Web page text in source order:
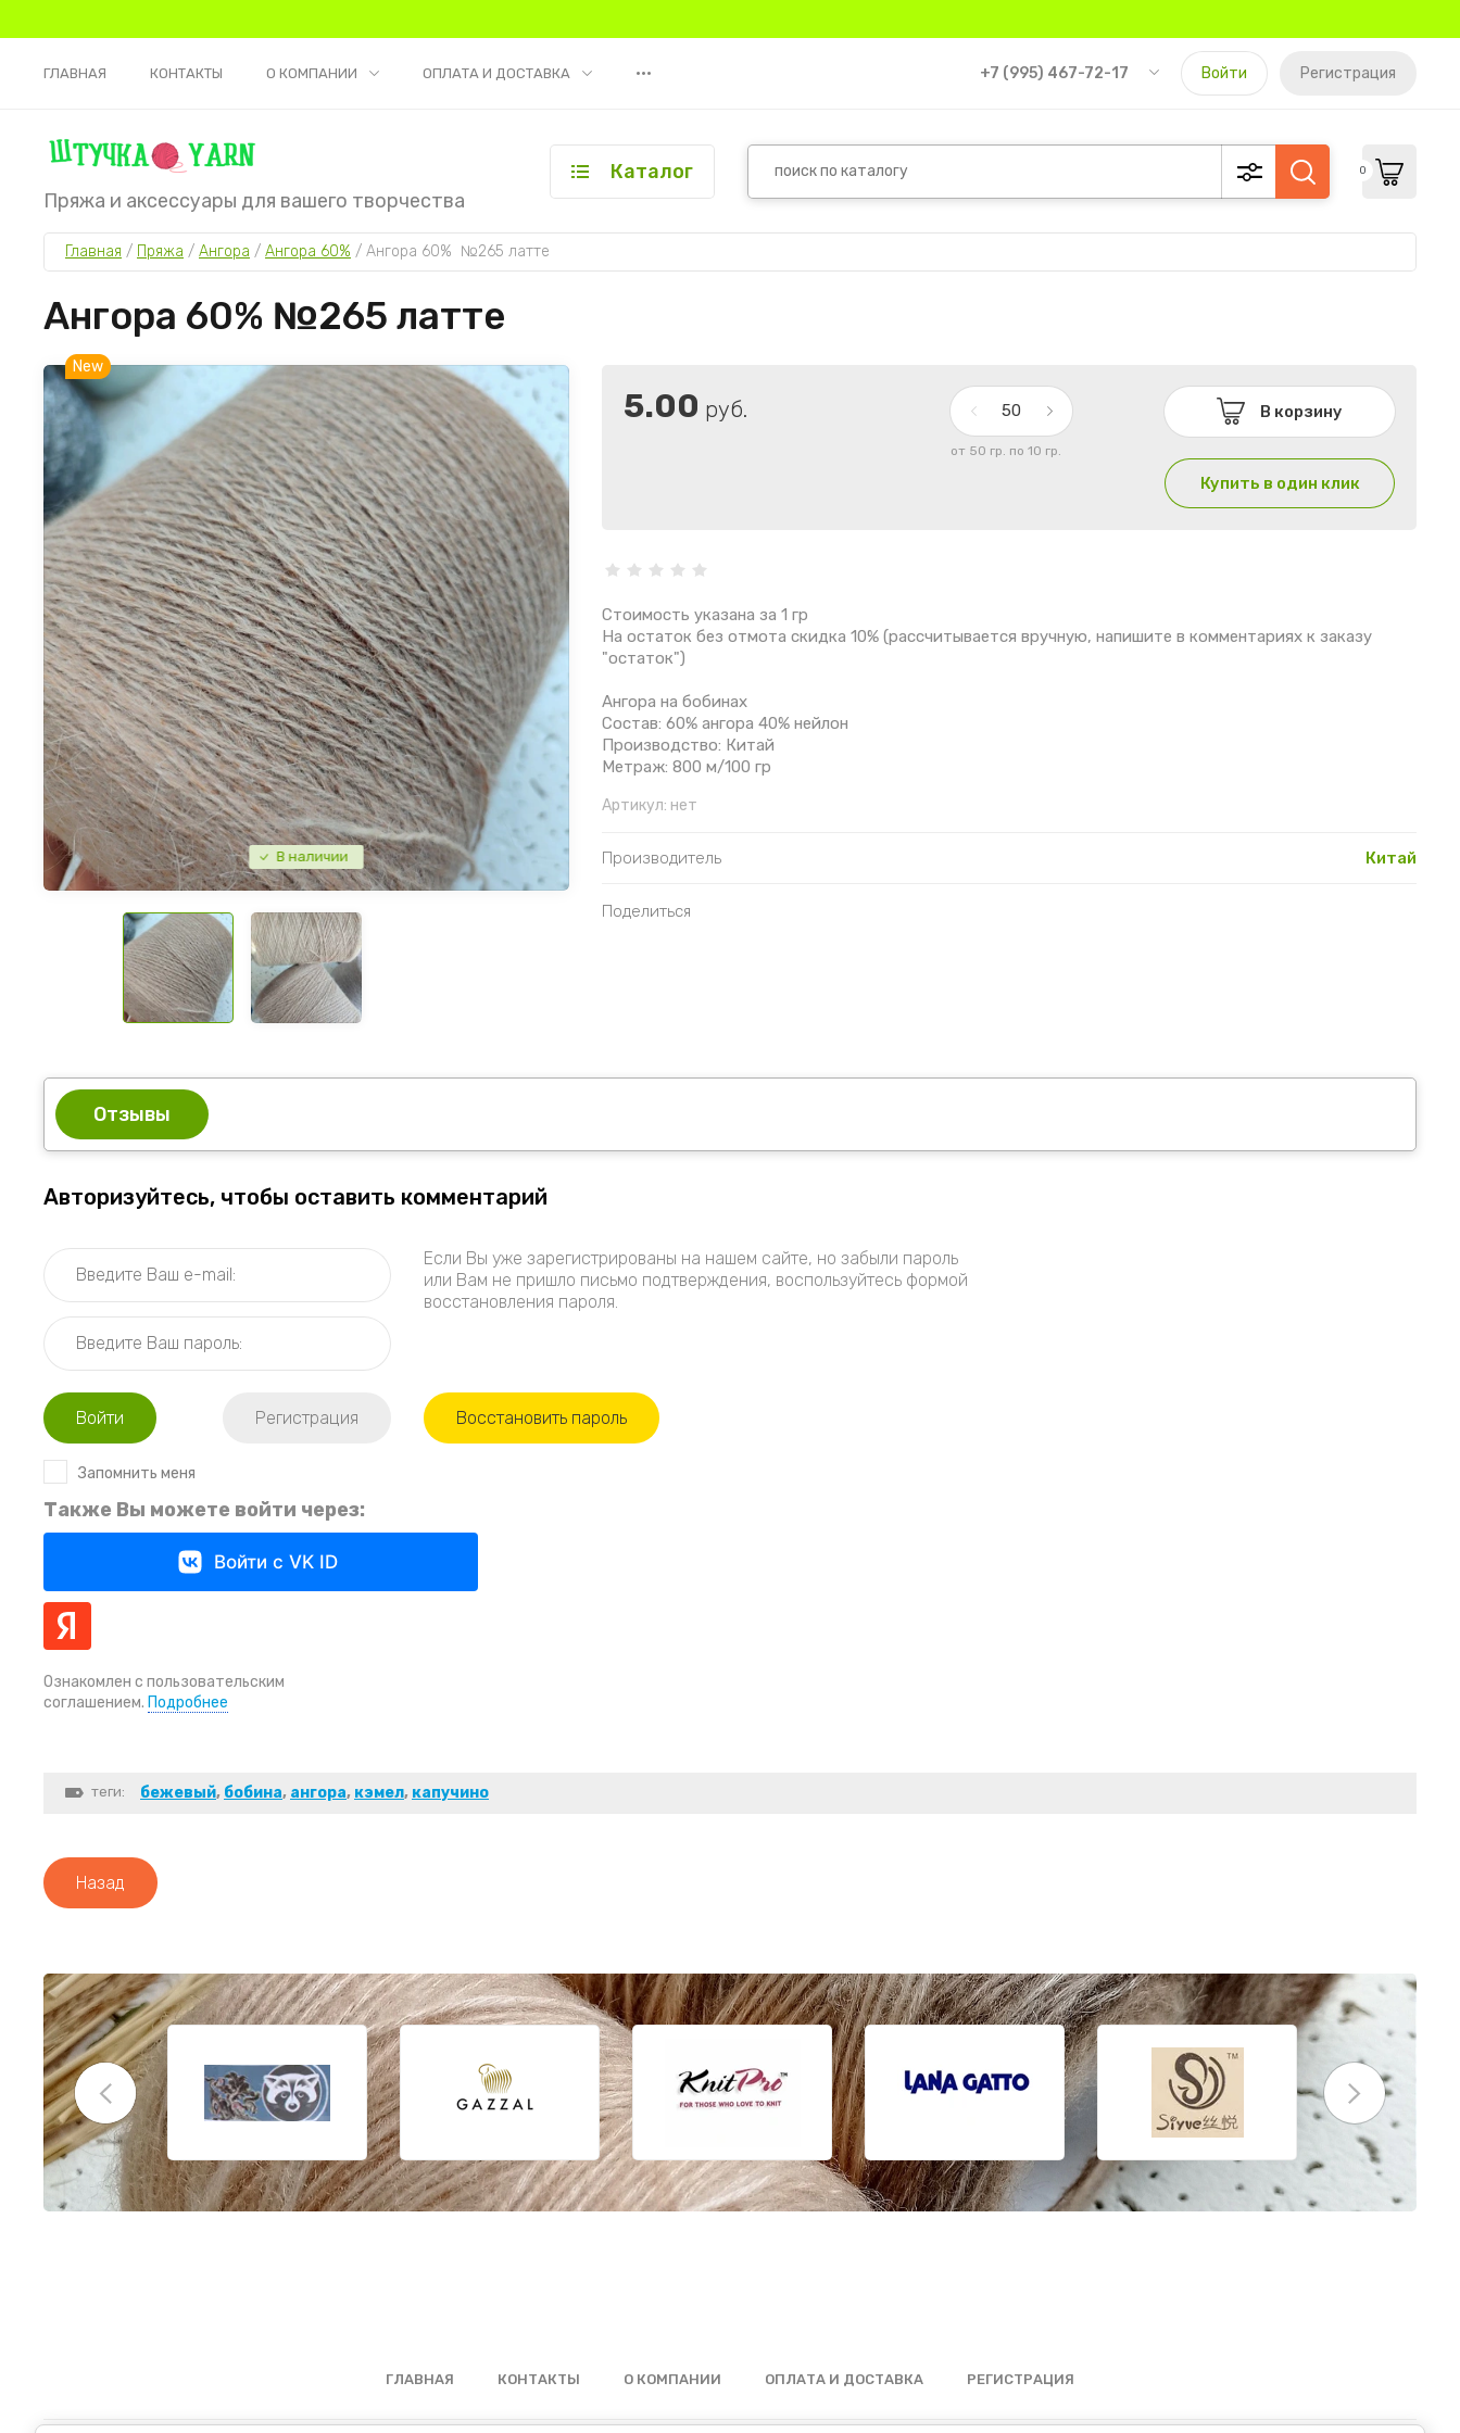
ГЛАВНАЯ КОНТАКТЫ О КОМПАНИИ ОПЛАТА И ДОСТАВКА ••• +7 (995) 467-72-17 Войти Регистрация
Пряжа и аксессуары для вашего творчества
Каталог 0
Главная / Пряжа / Ангора / Ангора 60% / Ангора 60%  №265 латте
Ангора 60% №265 латте
В наличии
New
5.00 руб.
от 50 гр. по 10 гр.
В корзину
Купить в один клик
Стоимость указана за 1 гр
На остаток без отмота скидка 10% (рассчитывается вручную, напишите в комментариях к заказу
"остаток")
Ангора на бобинах
Состав: 60% ангора 40% нейлон
Производство: Китай
Метраж: 800 м/100 гр
Артикул: нет
Производитель Китай
Поделиться
Отзывы
Авторизуйтесь, чтобы оставить комментарий
Запомнить меня
Войти Регистрация
Если Вы уже зарегистрированы на нашем сайте, но забыли пароль
или Вам не пришло письмо подтверждения, воспользуйтесь формой
восстановления пароля.
Восстановить пароль
Также Вы можете войти через:
Войти с VK ID
Ознакомлен с пользовательским
соглашением. Подробнее
теги: бежевый, бобина, ангора, кэмел, капучино
Назад
ГЛАВНАЯ КОНТАКТЫ О КОМПАНИИ ОПЛАТА И ДОСТАВКА РЕГИСТРАЦИЯ